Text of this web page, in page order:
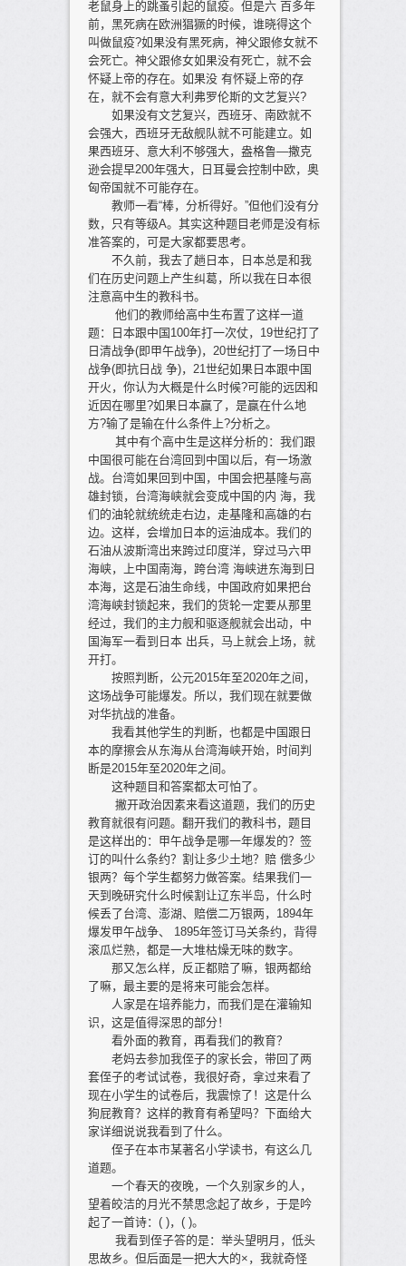
老鼠身上的跳蚤引起的鼠疫。但是六 百多年
前，黑死病在欧洲猖獗的时候，谁晓得这个
叫做鼠疫?如果没有黑死病，神父跟修女就不
会死亡。神父跟修女如果没有死亡，就不会
怀疑上帝的存在。如果没 有怀疑上帝的存
在，就不会有意大利弗罗伦斯的文艺复兴?
如果没有文艺复兴，西班牙、南欧就不
会强大，西班牙无敌舰队就不可能建立。如
果西班牙、意大利不够强大，盎格鲁—撒克
逊会提早200年强大，日耳曼会控制中欧，奥
匈帝国就不可能存在。
教师一看“棒，分析得好。”但他们没有分
数，只有等级A。其实这种题目老师是没有标
准答案的，可是大家都要思考。
不久前，我去了趟日本，日本总是和我
们在历史问题上产生纠葛，所以我在日本很
注意高中生的教科书。
他们的教师给高中生布置了这样一道
题：日本跟中国100年打一次仗，19世纪打了
日清战争(即甲午战争)，20世纪打了一场日中
战争(即抗日战 争)，21世纪如果日本跟中国
开火，你认为大概是什么时候?可能的远因和
近因在哪里?如果日本赢了，是赢在什么地
方?输了是输在什么条件上?分析之。
其中有个高中生是这样分析的：我们跟
中国很可能在台湾回到中国以后，有一场激
战。台湾如果回到中国，中国会把基隆与高
雄封锁，台湾海峡就会变成中国的内 海，我
们的油轮就统统走右边，走基隆和高雄的右
边。这样，会增加日本的运油成本。我们的
石油从波斯湾出来跨过印度洋，穿过马六甲
海峡，上中国南海，跨台湾 海峡进东海到日
本海，这是石油生命线，中国政府如果把台
湾海峡封锁起来，我们的货轮一定要从那里
经过，我们的主力舰和驱逐舰就会出动，中
国海军一看到日本 出兵，马上就会上场，就
开打。
按照判断，公元2015年至2020年之间，
这场战争可能爆发。所以，我们现在就要做
对华抗战的准备。
我看其他学生的判断，也都是中国跟日
本的摩擦会从东海从台湾海峡开始，时间判
断是2015年至2020年之间。
这种题目和答案都太可怕了。
撇开政治因素来看这道题，我们的历史
教育就很有问题。翻开我们的教科书，题目
是这样出的：甲午战争是哪一年爆发的？签
订的叫什么条约？割让多少土地？赔 偿多少
银两？每个学生都努力做答案。结果我们一
天到晚研究什么时候割让辽东半岛，什么时
候丢了台湾、澎湖、赔偿二万银两，1894年
爆发甲午战争、 1895年签订马关条约，背得
滚瓜烂熟，都是一大堆枯燥无味的数字。
那又怎么样，反正都赔了嘛，银两都给
了嘛，最主要的是将来可能会怎样。
人家是在培养能力，而我们是在灌输知
识，这是值得深思的部分！
看外面的教育，再看我们的教育？
老妈去参加我侄子的家长会，带回了两
套侄子的考试试卷，我很好奇，拿过来看了
现在小学生的试卷后，我震惊了！这是什么
狗屁教育？这样的教育有希望吗？下面给大
家详细说说我看到了什么。
侄子在本市某著名小学读书，有这么几
道题。
一个春天的夜晚，一个久别家乡的人，
望着皎洁的月光不禁思念起了故乡，于是吟
起了一首诗：( )，( )。
我看到侄子答的是：举头望明月，低头
思故乡。但后面是一把大大的×，我就奇怪